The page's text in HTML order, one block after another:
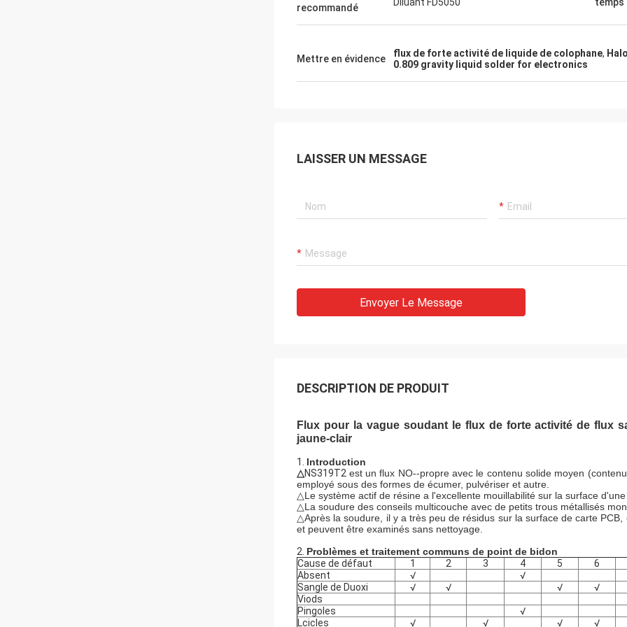
recommandé
Mettre en évidence flux de forte activité de liquide de colophane,
0.809 gravity liquid solder for electronics
LAISSER UN MESSAGE
Envoyer Le Message
DESCRIPTION DE PRODUIT
Flux pour la vague soudant le flux de forte activité de flux
jaune-clair
1. Introduction
△NS319T2 est un flux NO--propre avec le contenu solide moyen
employé sous des formes de écumer, pulvériser et autre.
△Le système actif de résine a l'excellente mouillabilité sur la surface
△La soudure des conseils multicouche avec de petits trous métallisés
△Après la soudure, il y a très peu de résidus sur la surface de carte
et peuvent être examinés sans nettoyage.
2. Problèmes et traitement communs de point de bidon
Cause de défaut
1 2 3 4 5
6
Absent
√
√
Sangle de Duoxi
√ √ √
√
Viods
Pingoles
√
Lcicles
√ √ √ √